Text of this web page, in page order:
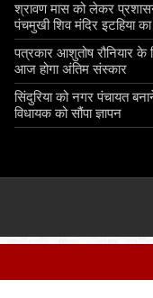
श्रावण मास को लेकर
पंचमुखी शिव मंदिर इटहिया का
पत्रकार आशुतोष रौनियार के
आज होगा अंतिम संस्कार
सिंदुरिया को नगर पंचायत
विधायक को सौंपा ज्ञापन